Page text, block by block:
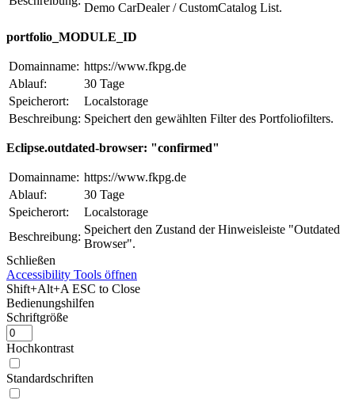
Demo CarDealer / CustomCatalog List.
portfolio_MODULE_ID
Domainname: https://www.fkpg.de
Ablauf:
30 Tage
Speicherort:
Localstorage
Beschreibung: Speichert den gewählten Filter des Portfoliofilters.
Eclipse.outdated-browser: "confirmed"
Domainname: https://www.fkpg.de
Ablauf:
30 Tage
Speicherort:
Localstorage
Beschreibung:
Speichert den Zustand der Hinweisleiste "Outdated
Browser".
Schließen
Accessibility Tools öffnen
Shift+Alt+A ESC to Close
Bedienungshilfen
Schriftgröße
Hochkontrast
Standardschriften